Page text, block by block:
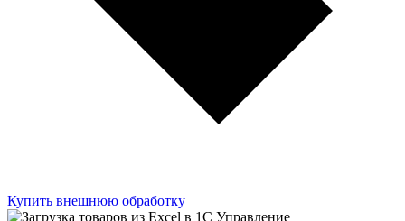
Купить внешнюю обработку